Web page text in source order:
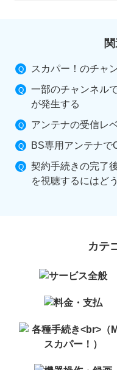
スカパー！のチャ
一部のチャンネル
が発生する
アンテナの受信レ
BS専用アンテナで
契約手続きの完了
を視聴するにはど
カテ